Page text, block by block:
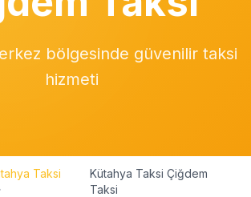
bölgesinde güvenilir taksi
hizmeti
Taksi
Kütahya Taksi Çiğdem
Taksi